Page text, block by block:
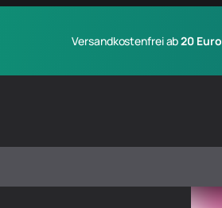
Versandkostenfrei ab20 Euro